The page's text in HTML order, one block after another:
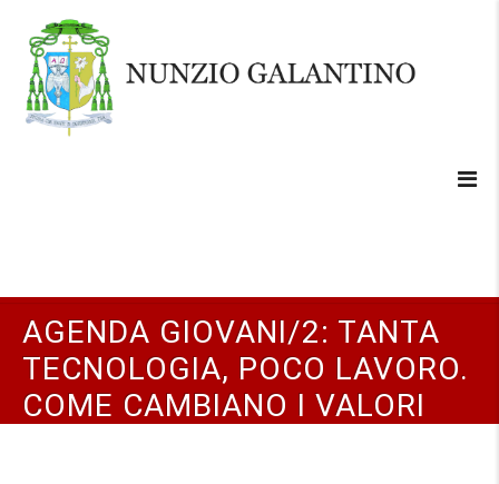
AGENDA GIOVANI/2: TANTA
TECNOLOGIA, POCO LAVORO.
COME CAMBIANO I VALORI